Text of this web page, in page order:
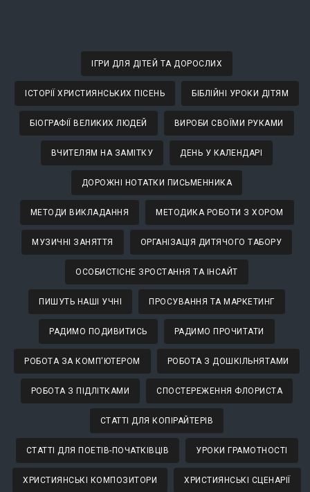
ІГРИ ДЛЯ ДІТЕЙ ТА ДОРОСЛИХ
ІСТОРІЇ ХРИСТИЯНСЬКИХ ПІСЕНЬ БІБЛІЙНІ УРОКИ ДІТЯМ
БІОГРАФІЇ ВЕЛИКИХ ЛЮДЕЙ ВИРОБИ СВОЇМИ РУКАМИ
ВЧИТЕЛЯМ НА ЗАМІТКУ ДЕНЬ У КАЛЕНДАРІ
ДОРОЖНІ НОТАТКИ ПИСЬМЕННИКА
МЕТОДИ ВИКЛАДАННЯ МЕТОДИКА РОБОТИ З ХОРОМ
МУЗИЧНІ ЗАНЯТТЯ ОРГАНІЗАЦІЯ ДИТЯЧОГО ТАБОРУ
ОСОБИСТІСНЕ ЗРОСТАННЯ ТА ІНСАЙТ
ПИШУТЬ НАШІ УЧНІ ПРОСУВАННЯ ТА МАРКЕТИНГ
РАДИМО ПОДИВИТИСЬ РАДИМО ПРОЧИТАТИ
РОБОТА ЗА КОМП'ЮТЕРОМ РОБОТА З ДОШКІЛЬНЯТАМИ
РОБОТА З ПІДЛІТКАМИ СПОСТЕРЕЖЕННЯ ФЛОРИСТА
СТАТТІ ДЛЯ КОПІРАЙТЕРІВ
СТАТТІ ДЛЯ ПОЕТІВ-ПОЧАТКІВЦІВ УРОКИ ГРАМОТНОСТІ
ХРИСТИЯНСЬКІ КОМПОЗИТОРИ ХРИСТИЯНСЬКІ СЦЕНАРІЇ